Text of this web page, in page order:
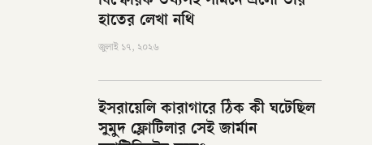
হাতের লেখা নথি
জুলাই ১৭, ২০২৬
ইসরায়েলি কারাগারে ঠিক কী ঘটেছিল
সুমুদ ফ্লোটিলার সেই জার্মান